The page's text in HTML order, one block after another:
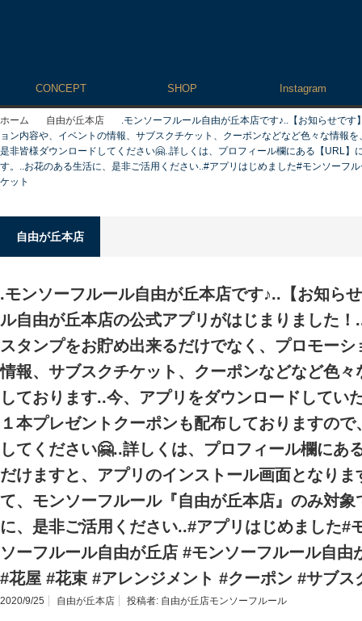
CONCEPT SHOP Instagram
ホーム 自由が丘本店
.モンソーフルール自由が丘本店です♪..【お知らせで
ョン内容や、イベントの情報、サブスクチケット、クーポンなどなど️色々な情報
是非皆様ダウンロードしてください🤗..詳しくは、プロフィール欄にある【URL
す。..お花のある生活に、是非ご活用ください..#アプリはじめました#モンソーフ
ケット
自由が丘本店
.モンソーフルール自由が丘本店です♪..【お知ら
ル自由が丘本店の公式アプリがはじまりました
スタンプをお貯め出来るだけでなく、プロモー
情報、サブスクチケット、クーポンなどなど️色
しております..今、アプリをダウンロードしてい
１本プレゼントクーポンも配布しておりますの
してください🤗..詳しくは、プロフィール欄にあ
だけますと、アプリのインストール画面となり
て、モンソーフルール『自由が丘本店』のみ対
に、是非ご活用ください..#アプリはじめました#
ソーフルール自由が丘店 #モンソーフルール自由
#花屋 #花束 #アレンジメント #クーポン #サブス
2020/9/25 自由が丘本店 投稿者: 自由が丘店モンソーフルール